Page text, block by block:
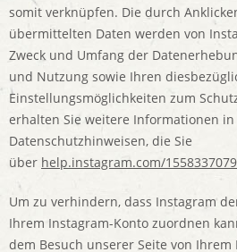
somit verknüpfen. Die durch
übermittelten Daten werden von
Zweck und Umfang der
und Nutzung sowie Ihren
Einstellungsmöglichkeiten zum
erhalten Sie weitere Informationen
Datenschutzhinweisen, die Sie
über help.instagram.com/
Um zu verhindern, dass Instagram
Ihrem Instagram-Konto zuordnen
dem Besuch unserer Seite von